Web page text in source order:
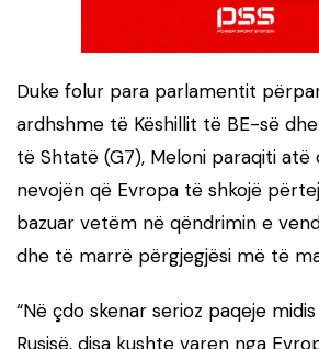
Duke folur para parlamentit
ardhshme të Këshillit të BE-së
të Shtatë (G7), Meloni paraqiti atë
nevojën që Evropa të shkojë
bazuar vetëm në qëndrimin e
dhe të marrë përgjegjësi më të
“Në çdo skenar serioz paqeje
Rusisë, disa kushte varen nga